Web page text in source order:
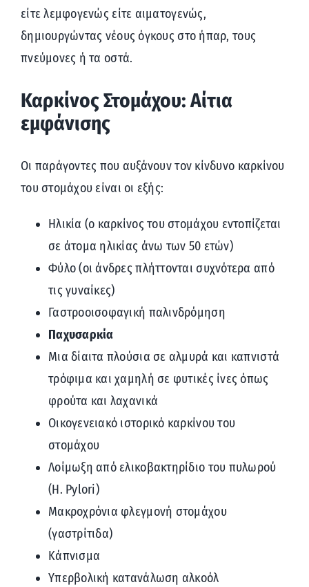
είτε λεμφογενώς είτε αιματογενώς,
δημιουργώντας νέους όγκους στο ήπαρ, τους
πνεύμονες ή τα οστά.
Καρκίνος Στομάχου: Αίτια
εμφάνισης
Οι παράγοντες που αυξάνουν τον κίνδυνο καρκίνου
του στομάχου είναι οι εξής:
Ηλικία (ο καρκίνος του στομάχου εντοπίζεται
σε άτομα ηλικίας άνω των 50 ετών)
Φύλο (οι άνδρες πλήττονται συχνότερα από
τις γυναίκες)
Γαστροοισοφαγική παλινδρόμηση
Παχυσαρκία
Μια δίαιτα πλούσια σε αλμυρά και καπνιστά
τρόφιμα και χαμηλή σε φυτικές ίνες όπως
φρούτα και λαχανικά
Οικογενειακό ιστορικό καρκίνου του
στομάχου
Λοίμωξη από ελικοβακτηρίδιο του πυλωρού
(H. Pylori)
Μακροχρόνια φλεγμονή στομάχου
(γαστρίτιδα)
Κάπνισμα
Υπερβολική κατανάλωση αλκοόλ